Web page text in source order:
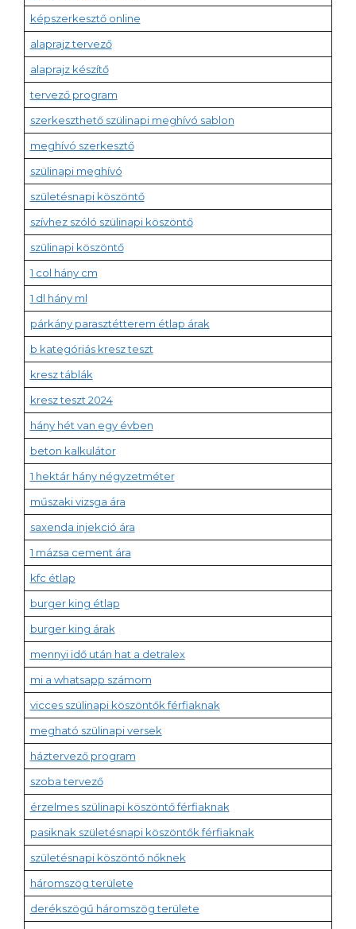
képszerkesztő online
alaprajz tervező
alaprajz készítő
tervező program
szerkeszthető szülinapi meghívó sablon
meghívó szerkesztő
szülinapi meghívó
születésnapi köszöntő
szívhez szóló szülinapi köszöntő
szülinapi köszöntő
1 col hány cm
1 dl hány ml
párkány parasztétterem étlap árak
b kategóriás kresz teszt
kresz táblák
kresz teszt 2024
hány hét van egy évben
beton kalkulátor
1 hektár hány négyzetméter
műszaki vizsga ára
saxenda injekció ára
1 mázsa cement ára
kfc étlap
burger king étlap
burger king árak
mennyi idő után hat a detralex
mi a whatsapp számom
vicces szülinapi köszöntők férfiaknak
megható szülinapi versek
háztervező program
szoba tervező
érzelmes szülinapi köszöntő férfiaknak
pasiknak születésnapi köszöntők férfiaknak
születésnapi köszöntő nőknek
háromszög területe
derékszögű háromszög területe